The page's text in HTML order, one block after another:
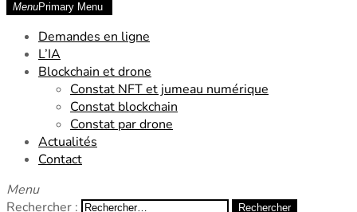
SCP Laude Dessard Chetara
MenuPrimary Menu
Demandes en ligne
L’IA
Blockchain et drone
Constat NFT et jumeau numérique
Constat blockchain
Constat par drone
Actualités
Contact
Menu
Rechercher :